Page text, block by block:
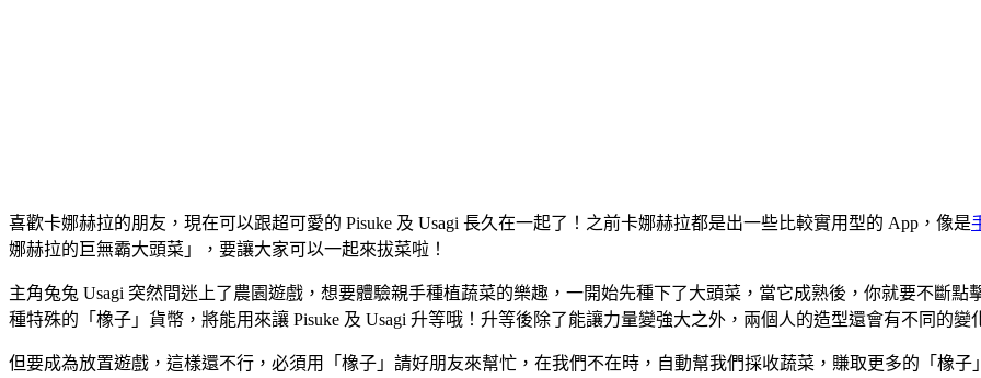
喜歡卡娜赫拉的朋友，現在可以跟超可愛的 Pisuke 及 Usagi 長久在一起了！之前卡娜赫拉都是出一些比較實用型的 App，像是
娜赫拉的巨無霸大頭菜」，要讓大家可以一起來拔菜啦！
主角兔兔 Usagi 突然間迷上了農園遊戲，想要體驗親手種植蔬菜的樂趣，一開始先種下了大頭菜，當它成熟後，你就要不斷
種特殊的「橡子」貨幣，將能用來讓 Pisuke 及 Usagi 升等哦！升等後除了能讓力量變強大之外，兩個人的造型還會有不同的變
但要成為放置遊戲，這樣還不行，必須用「橡子」請好朋友來幫忙，在我們不在時，自動幫我們採收蔬菜，賺取更多的「橡